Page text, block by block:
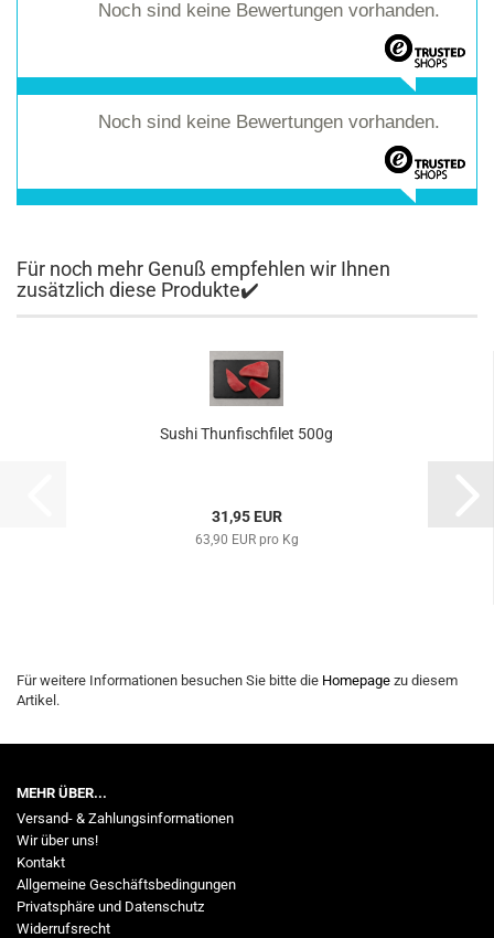
Noch sind keine Bewertungen vorhanden.
Noch sind keine Bewertungen vorhanden.
Für noch mehr Genuß empfehlen wir Ihnen
zusätzlich diese Produkte✔️
Sushi Thunfischfilet 500g
31,95 EUR
63,90 EUR pro Kg
Für weitere Informationen besuchen Sie bitte die Homepage zu diesem
Artikel.
MEHR ÜBER...
Versand- & Zahlungsinformationen
Wir über uns!
Kontakt
Allgemeine Geschäftsbedingungen
Privatsphäre und Datenschutz
Widerrufsrecht